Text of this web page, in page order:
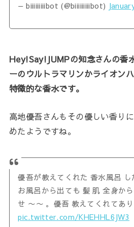
— biiiiiiiiibot (@biiiiiiiiibot)
Hey!Say!JUMPの知念さんの香
ーのウルトラマリンかライオン
特徴的な香水です。
高地優吾さんもその優しい香り
めたようですね。
優吾が教えてくれた 香水風呂 し
お風呂から出ても 髪 肌 全身か
せ 〜〜 。優吾 教えてくれてあ
pic.twitter.com/KHEHHL6JW3